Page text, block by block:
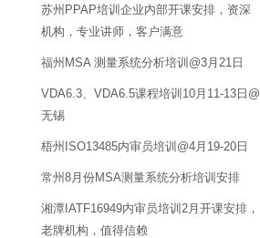
苏州PPAP培训企业内部开课安排，资深
机构，专业讲师，客户满意
福州MSA 测量系统分析培训@3月21日
VDA6.3、VDA6.5课程培训10月11-13日@
无锡
梧州ISO13485内审员培训@4月19-20日
常州8月份MSA测量系统分析培训安排
湘潭IATF16949内审员培训2月开课安排，
老牌机构，值得信赖